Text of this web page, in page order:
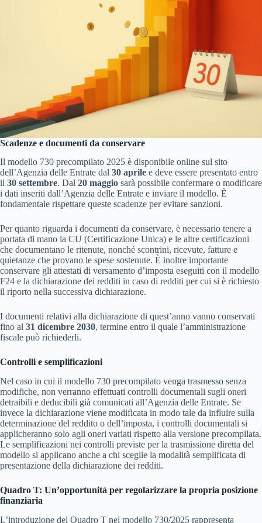
Scadenze e documenti da conservare
Il modello 730 precompilato 2025 è disponibile online sul sito
dell’Agenzia delle Entrate dal 30 aprile e deve essere presentato entro
il 30 settembre. Dal 20 maggio sarà possibile confermare o modificare
i dati inseriti dall’Agenzia delle Entrate e inviare il modello. È
fondamentale rispettare queste scadenze per evitare sanzioni.
Per quanto riguarda i documenti da conservare, è necessario tenere a
portata di mano la CU (Certificazione Unica) e le altre certificazioni
che documentano le ritenute, nonché scontrini, ricevute, fatture e
quietanze che provano le spese sostenute. È inoltre importante
conservare gli attestati di versamento d’imposta eseguiti con il modello
F24 e la dichiarazione dei redditi in caso di redditi per cui si è richiesto
il riporto nella successiva dichiarazione.
I documenti relativi alla dichiarazione di quest’anno vanno conservati
fino al 31 dicembre 2030, termine entro il quale l’amministrazione
fiscale può richiederli.
Controlli e semplificazioni
Nel caso in cui il modello 730 precompilato venga trasmesso senza
modifiche, non verranno effettuati controlli documentali sugli oneri
detraibili e deducibili già comunicati all’Agenzia delle Entrate. Se
invece la dichiarazione viene modificata in modo tale da influire sulla
determinazione del reddito o dell’imposta, i controlli documentali si
applicheranno solo agli oneri variati rispetto alla versione precompilata.
Le semplificazioni nei controlli previste per la trasmissione diretta del
modello si applicano anche a chi sceglie la modalità semplificata di
presentazione della dichiarazione dei redditi.
Quadro T: Un’opportunità per regolarizzare la propria posizione
finanziaria
L’introduzione del Quadro T nel modello 730/2025 rappresenta